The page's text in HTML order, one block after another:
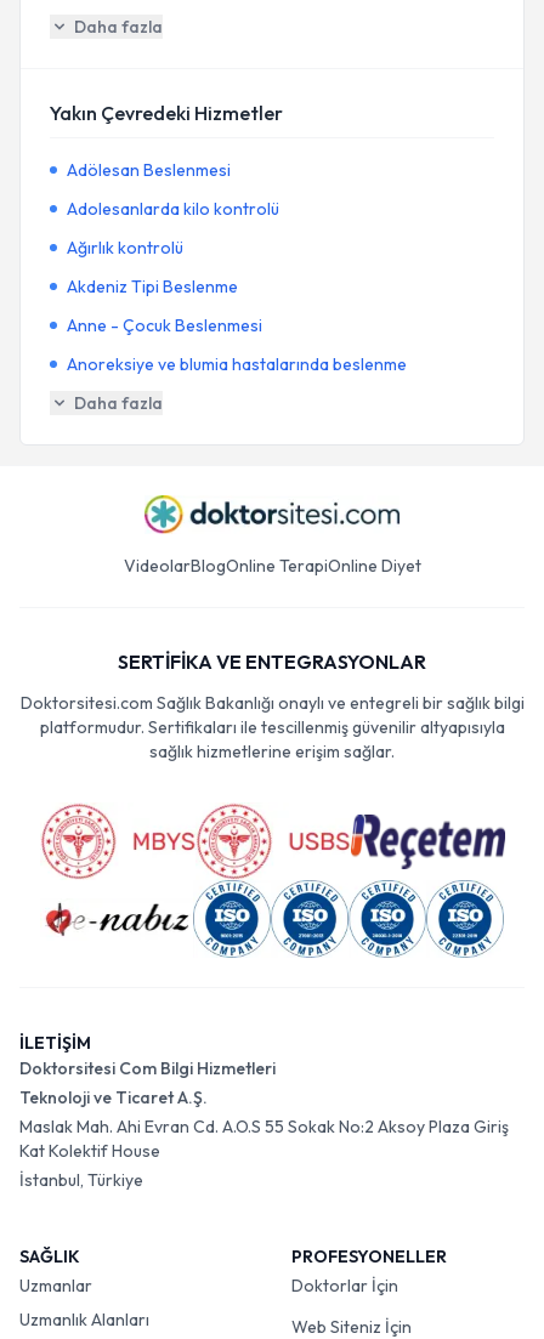
Daha fazla
Yakın Çevredeki Hizmetler
Adölesan Beslenmesi
Adolesanlarda kilo kontrolü
Ağırlık kontrolü
Akdeniz Tipi Beslenme
Anne - Çocuk Beslenmesi
Anoreksiye ve blumia hastalarında beslenme
Daha fazla
VideolarBlogOnline TerapiOnline Diyet
SERTİFİKA VE ENTEGRASYONLAR
Doktorsitesi.com Sağlık Bakanlığı onaylı ve entegreli bir sağlık bilgi
platformudur. Sertifikaları ile tescillenmiş güvenilir altyapısıyla
sağlık hizmetlerine erişim sağlar.
İLETİŞİM
Doktorsitesi Com Bilgi Hizmetleri
Teknoloji ve Ticaret A.Ş.
Maslak Mah. Ahi Evran Cd. A.O.S 55 Sokak No:2 Aksoy Plaza Giriş
Kat Kolektif House
İstanbul, Türkiye
SAĞLIK
Uzmanlar
Uzmanlık Alanları
PROFESYONELLER
Doktorlar İçin
Web Siteniz İçin